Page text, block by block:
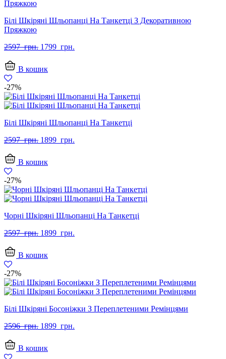
Білі Шкіряні Шльопанці На Танкетці З Декоративною
Пряжкою
2597 грн. Оригінальна
грн..
1799 грн.
В кошик
-27%
Білі Шкіряні Шльопанці На Танкетці
2597 грн. Оригінальна
грн..
1899 грн.
В кошик
-27%
Чорні Шкіряні Шльопанці На Танкетці
2597 грн. Оригінальна
грн..
1899 грн.
В кошик
-27%
Білі Шкіряні Босоніжки З Переплетеними Ремінцями
2596 грн. Оригінальна
грн..
1899 грн.
В кошик